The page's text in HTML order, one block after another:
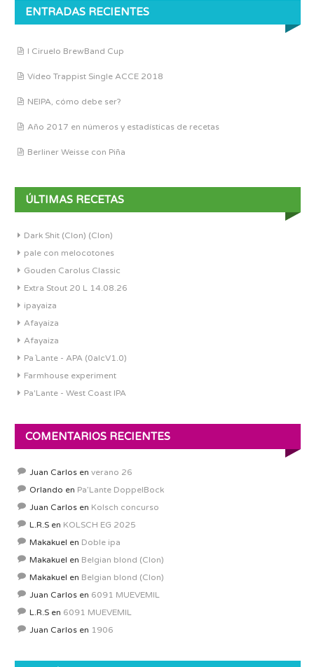
ENTRADAS RECIENTES
I Ciruelo BrewBand Cup
Vídeo Trappist Single ACCE 2018
NEIPA, cómo debe ser?
Año 2017 en números y estadísticas de recetas
Berliner Weisse con Piña
ÚLTIMAS RECETAS
Dark Shit (Clon) (Clon)
pale con melocotones
Gouden Carolus Classic
Extra Stout 20 L 14.08.26
ipayaiza
Afayaiza
Afayaiza
Pa´Lante - APA (0alcV1.0)
Farmhouse experiment
Pa'Lante - West Coast IPA
COMENTARIOS RECIENTES
Juan Carlos en verano 26
Orlando en Pa’Lante DoppelBock
Juan Carlos en Kolsch concurso
L.R.S en KOLSCH EG 2025
Makakuel en Doble ipa
Makakuel en Belgian blond (Clon)
Makakuel en Belgian blond (Clon)
Juan Carlos en 6091 MUEVEMIL
L.R.S en 6091 MUEVEMIL
Juan Carlos en 1906